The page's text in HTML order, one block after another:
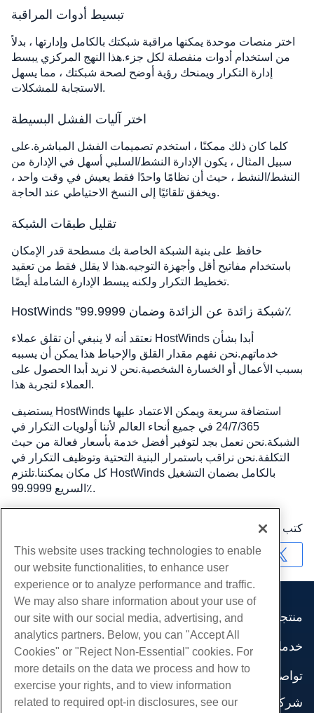
تبسيط أدوات المراقبة
اختر منصات موحدة يمكنها مراقبة شبكتك بالكامل وإدارتها ، بدلاً
من استخدام أدوات منفصلة لكل جزء.هذا النهج المركزي يبسط
إدارة التكرار ويمنحك رؤية أوضح لصحة شبكتك ، مما يسهل
الاستجابة للمشكلات.
اختر آليات الفشل البسيطة
كلما كان ذلك ممكنًا ، استخدم تصميمات الفشل المباشرة.على
سبيل المثال ، يكون الإدارة النشط/السلبي أسهل في الإدارة من
النشط/النشط ، حيث أن نظامًا واحدًا فقط يعيش في وقت واحد ،
ويخفق تلقائيًا إلى النسخ الاحتياطي عند الحاجة.
تقليل طبقات الشبكة
حافظ على بنية الشبكة الخاصة بك مسطحة قدر الإمكان
باستخدام مفاتيح أقل وأجهزة التوجيه.هذا لا يقلل فقط من تعقيد
تخطيط التكرار ولكنه يبسط الإدارة الشاملة أيضًا.
HostWinds "شبكة زائدة عن الزائدة وضمان 99.9999٪
نعتقد أنه لا ينبغي أن تقلق عملاء HostWinds أبدا بشأن
خدماتهم.نحن نفهم مقدار القلق والإحباط هذا يمكن أن يسببه
بسبب الأعمال أو الخسارة الشخصية.نحن لا نريد أبدا الحصول على
العملاء لتجربة هذا.
يستضيف HostWinds استضافة سريعة ويمكن الاعتماد عليها
24/7/365 في جميع أنحاء العالم لأننا أولويات التكرار في
الشبكة.نحن نعمل بجد لتوفير أفضل خدمة بأسعار فعالة من حيث
التكلفة.نحن نراقب باستمرار البنية التحتية وتوظيف التكرار في
كل مكان يمكننا.تلتزم HostWinds بالكامل بضمان التشغيل
السريع 99.9999٪.
كتب بواسطة
نسخ URL
منتجات
استضافة الموقع
استضافة الأعمال
موزع استضافة
موزع العلامة البيضاء
إدارة لينكس VPS
خدمات
هجرات الموقع
تواصل اجتماعي
وثائق المنتج
شركة
This website uses tracking technologies to enable
our website functionalities, to enhance user
experience or to analyze performance and traffic.
We may also share information about your use of
our site with our social media, advertising, and
analytics partners. Below, you can "Accept All
Cookies" or "Reject Non-Essential" cookies. For
more details on the data we process and how to
exercise your rights, and to view information
related to required opt-in disclosures, see our